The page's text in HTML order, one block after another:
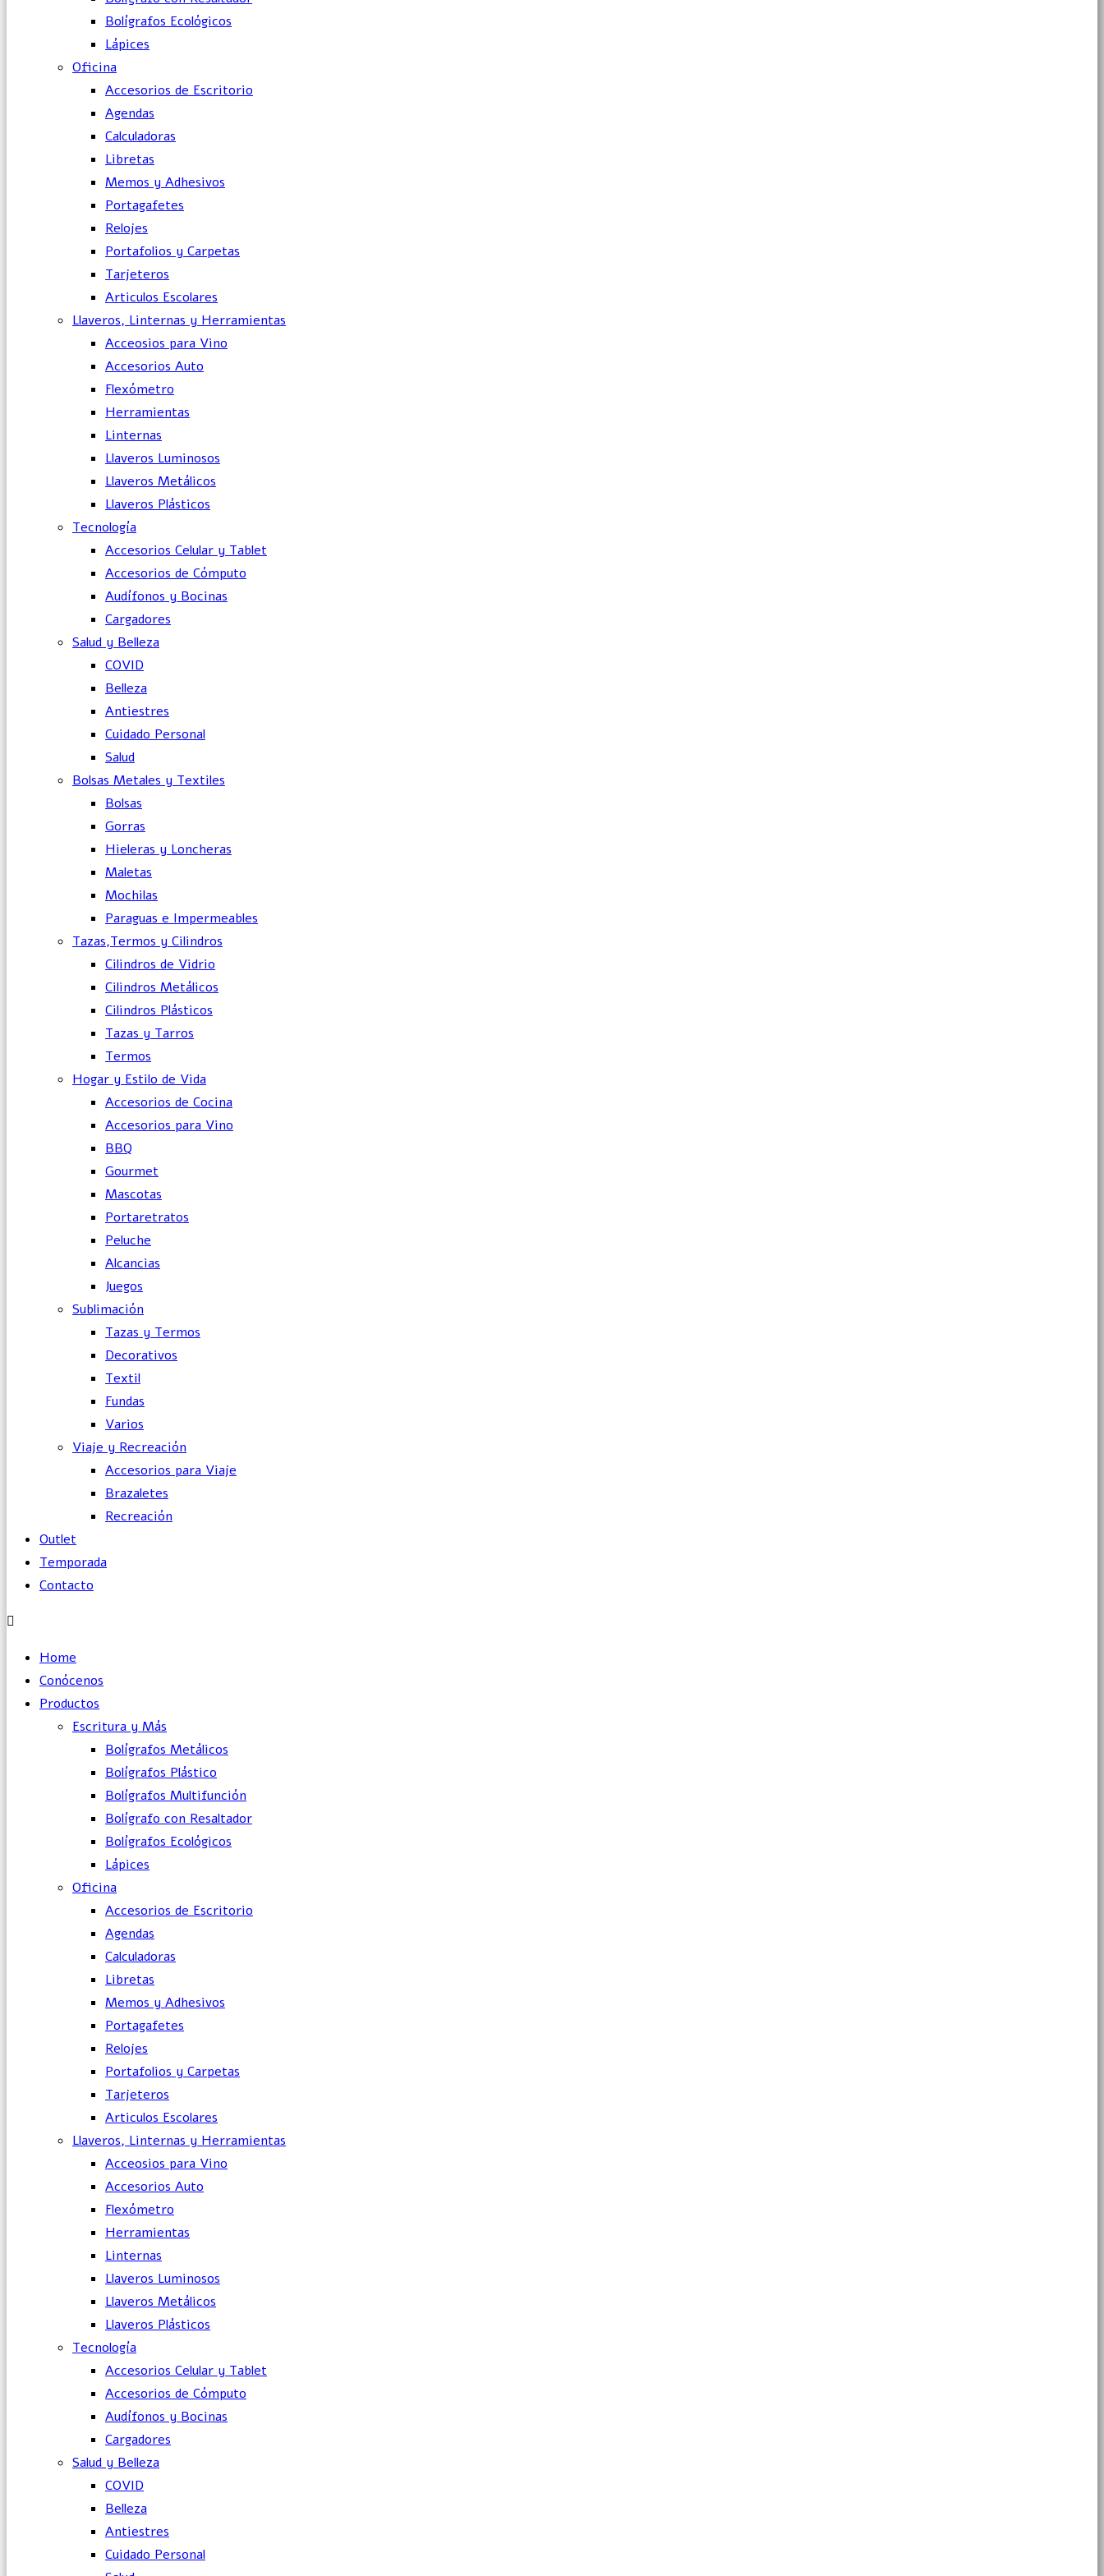
Bolígrafos Ecológicos
Lápices
Oficina
Accesorios de Escritorio
Agendas
Calculadoras
Libretas
Memos y Adhesivos
Portagafetes
Relojes
Portafolios y Carpetas
Tarjeteros
Articulos Escolares
Llaveros, Linternas y Herramientas
Acceosios para Vino
Accesorios Auto
Flexómetro
Herramientas
Linternas
Llaveros Luminosos
Llaveros Metálicos
Llaveros Plásticos
Tecnología
Accesorios Celular y Tablet
Accesorios de Cómputo
Audífonos y Bocinas
Cargadores
Salud y Belleza
COVID
Belleza
Antiestres
Cuidado Personal
Salud
Bolsas Metales y Textiles
Bolsas
Gorras
Hieleras y Loncheras
Maletas
Mochilas
Paraguas e Impermeables
Tazas,Termos y Cilindros
Cilindros de Vidrio
Cilindros Metálicos
Cilindros Plásticos
Tazas y Tarros
Termos
Hogar y Estilo de Vida
Accesorios de Cocina
Accesorios para Vino
BBQ
Gourmet
Mascotas
Portaretratos
Peluche
Alcancias
Juegos
Sublimación
Tazas y Termos
Decorativos
Textil
Fundas
Varios
Viaje y Recreación
Accesorios para Viaje
Brazaletes
Recreación
Outlet
Temporada
Contacto
Home
Conócenos
Productos
Escritura y Más
Bolígrafos Metálicos
Bolígrafos Plástico
Bolígrafos Multifunción
Bolígrafo con Resaltador
Bolígrafos Ecológicos
Lápices
Oficina
Accesorios de Escritorio
Agendas
Calculadoras
Libretas
Memos y Adhesivos
Portagafetes
Relojes
Portafolios y Carpetas
Tarjeteros
Articulos Escolares
Llaveros, Linternas y Herramientas
Acceosios para Vino
Accesorios Auto
Flexómetro
Herramientas
Linternas
Llaveros Luminosos
Llaveros Metálicos
Llaveros Plásticos
Tecnología
Accesorios Celular y Tablet
Accesorios de Cómputo
Audífonos y Bocinas
Cargadores
Salud y Belleza
COVID
Belleza
Antiestres
Cuidado Personal